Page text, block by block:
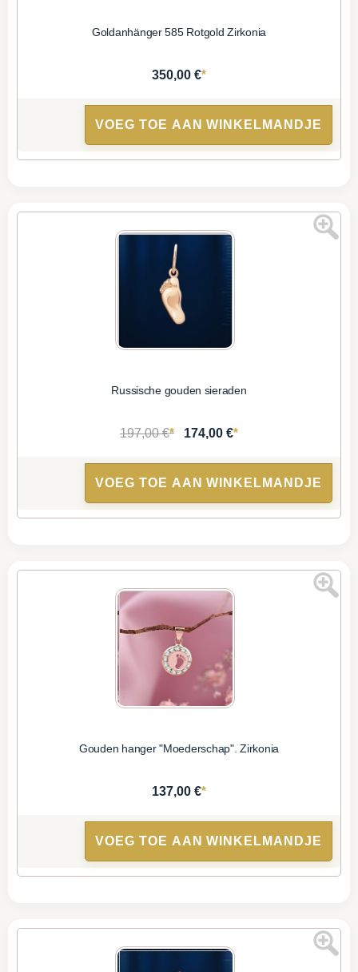
Goldanhänger 585 Rotgold Zirkonia
350,00 €*
VOEG TOE AAN WINKELMANDJE
Russische gouden sieraden
197,00 €* 174,00 €*
VOEG TOE AAN WINKELMANDJE
Gouden hanger "Moederschap". Zirkonia
137,00 €*
VOEG TOE AAN WINKELMANDJE